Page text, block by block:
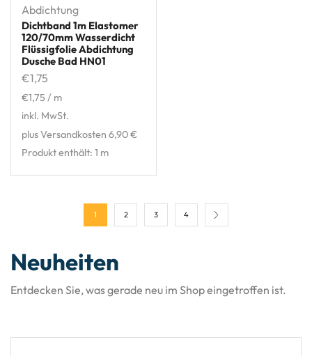
Abdichtung
Dichtband 1m Elastomer
120/70mm Wasserdicht
Flüssigfolie Abdichtung
Dusche Bad HN01
€1,75
€1,75 / m
inkl. MwSt.
plus Versandkosten 6,90 €
Produkt enthält: 1 m
1 2 3 4
Neuheiten​
Entdecken Sie, was gerade neu im Shop eingetroffen ist.